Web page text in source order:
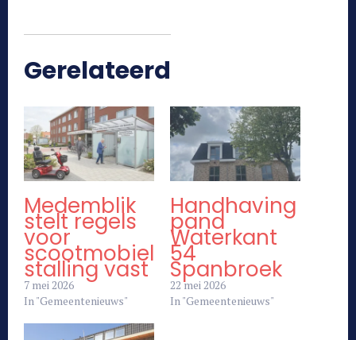
Gerelateerd
Medemblik
stelt regels
voor
scootmobiel
stalling vast
7 mei 2026
In "Gemeentenieuws"
Handhaving
pand
Waterkant
54
Spanbroek
22 mei 2026
In "Gemeentenieuws"